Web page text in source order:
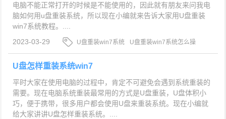
电脑不能正常打开的时候是不能使用的，因此就有朋友来问我电
脑如何用u盘重装系统，所以现在小编就来告诉大家用U盘重装
win7系统教程。....
2023-03-29
U盘重装win7系统
U盘重装win7系统怎么操
作
U盘重装win7系统教程
U盘怎样重装系统win7
平时大家在使用电脑的过程中，肯定不可避免会遇到系统重装的
需要。现在电脑系统重装最常用的方式是U盘重装，U盘体积小
巧，便于携带，很多用户都会使用U盘来重装系统。现在小编就
给大家讲讲U盘怎样重装系统。....